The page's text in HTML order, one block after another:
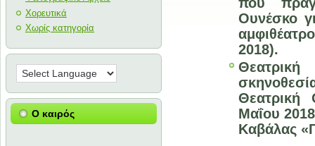
Χορευτικά
Χωρίς κατηγορία
Ο καιρός
Ουνέσκο
2018).
Μαΐου
Καβάλας